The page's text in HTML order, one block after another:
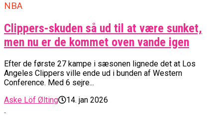
NBA
Clippers-skuden så ud til at være sunket,
men nu er de kommet oven vande igen
Efter de første 27 kampe i sæsonen lignede det at Los
Angeles Clippers ville ende ud i bunden af Western
Conference. Med 6 sejre...
Aske Löf Ølting
14. jan 2026